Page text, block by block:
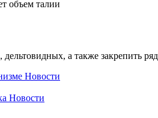
объем талии
а также закрепить
Новости
Новости